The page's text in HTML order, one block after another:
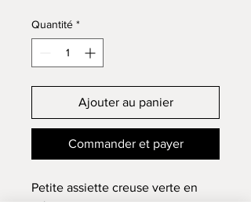
Quantité *
Ajouter au panier
Commander et payer
Petite assiette creuse verte en
grès.